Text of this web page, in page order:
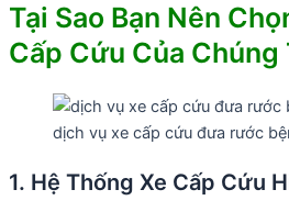
Tại Sao Bạn Nên
Cấp Cứu Của Chúng
dịch vụ xe cấp cứu đưa rước
1. Hệ Thống Xe Cấp Cứu